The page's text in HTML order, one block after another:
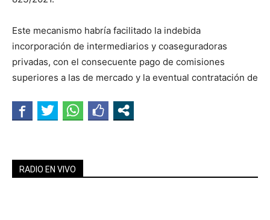
Este mecanismo habría facilitado la indebida
incorporación de intermediarios y coaseguradoras
privadas, con el consecuente pago de comisiones
superiores a las de mercado y la eventual contratación de
RADIO EN VIVO